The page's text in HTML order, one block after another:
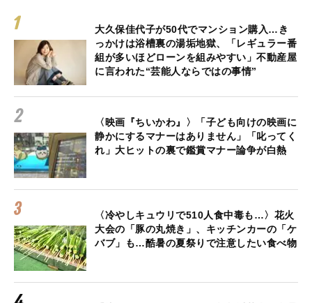
大久保佳代子が50代でマンション購入…き
っかけは浴槽裏の湯垢地獄、「レギュラー番
組が多いほどローンを組みやすい」不動産屋
に言われた“芸能人ならではの事情”
〈映画『ちいかわ』〉「子ども向けの映画に
静かにするマナーはありません」「叱ってく
れ」大ヒットの裏で鑑賞マナー論争が白熱
〈冷やしキュウリで510人食中毒も…〉花火
大会の「豚の丸焼き」、キッチンカーの「ケ
バブ」も…酷暑の夏祭りで注意したい食べ物